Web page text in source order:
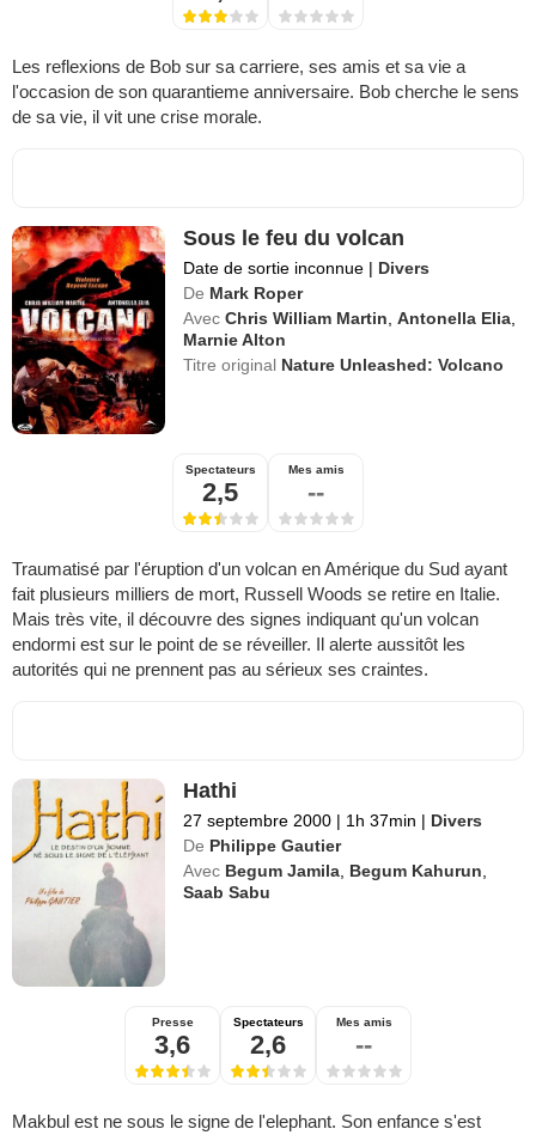
Les reflexions de Bob sur sa carriere, ses amis et sa vie a
l'occasion de son quarantieme anniversaire. Bob cherche le sens
de sa vie, il vit une crise morale.
Sous le feu du volcan
Date de sortie inconnue | Divers
De Mark Roper
Avec Chris William Martin ,Antonella Elia
Marnie Alton
Titre original Nature Unleashed: Volcano
Spectateurs
2,5
Mes amis
--
Traumatisé par l'éruption d'un volcan en Amérique du Sud ayant
fait plusieurs milliers de mort, Russell Woods se retire en Italie.
Mais très vite, il découvre des signes indiquant qu'un volcan
endormi est sur le point de se réveiller. Il alerte aussitôt les
autorités qui ne prennent pas au sérieux ses craintes.
Hathi
27 septembre 2000 | 1h 37min | Divers
De Philippe Gautier
Avec Begum Jamila Begum Kahurun
Saab Sabu
Presse
3,6
Spectateurs
2,6
Mes amis
--
Makbul est ne sous le signe de l'elephant. Son enfance s'est